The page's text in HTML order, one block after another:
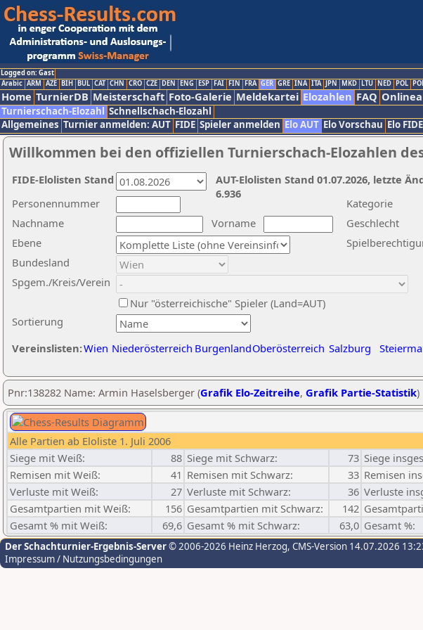
Logged on: Gast
Arabic ARM AZE BIH BUL CAT CHN CRO CZE DEN ENG ESP FAI FIN FRA GER GRE INA ITA JPN MKD LTU NED POL
Home TurnierDB Meisterschaft Foto-Galerie Meldekartei Elozahlen FAQ
Turnierschach-Elozahl Schnellschach-Elozahl
Allgemeines Turnier anmelden: AUT FIDE Spieler anmelden Elo AUT Elo Vorschau Elo FIDE
Willkommen bei den offiziellen Turnierschach-Elozahlen
Nachname
Vorname
Ebene
Kategorie
Sortierung
Personennummer
Bundesland
Spgem./Kreis/Verein
Geschlecht
Nur "österreichische" Spieler (Land=AUT)
Vereinslisten:Wien Niederösterreich BurgenlandOberösterreich Salzburg
AUT-Elolisten Stand 01.07.2026, letzte
6.936
FIDE-Elolisten Stand
Pnr:138282 Name: Armin Haselsberger (Grafik Elo-Zeitreihe, Grafik Partie-Statistik)
Alle Partien ab Eloliste 1. Juli 2006
Siege mit Weiß:
88 Siege mit Schwarz: 73 Siege
Remisen mit Weiß:
41 Remisen mit Schwarz: 33 Remisen
Verluste mit Weiß:
27 Verluste mit Schwarz: 36 Verluste
Gesamtpartien mit Weiß:
156 Gesamtpartien mit Schwarz: 142
Gesamt % mit Weiß:
69,6 Gesamt % mit Schwarz: 63,0 Gesamt %:
Der Schachturnier-Ergebnis-Server© 2006-2026 Heinz Herzog, CMS-Version 14.07.2026
Impressum / Nutzungsbedingungen